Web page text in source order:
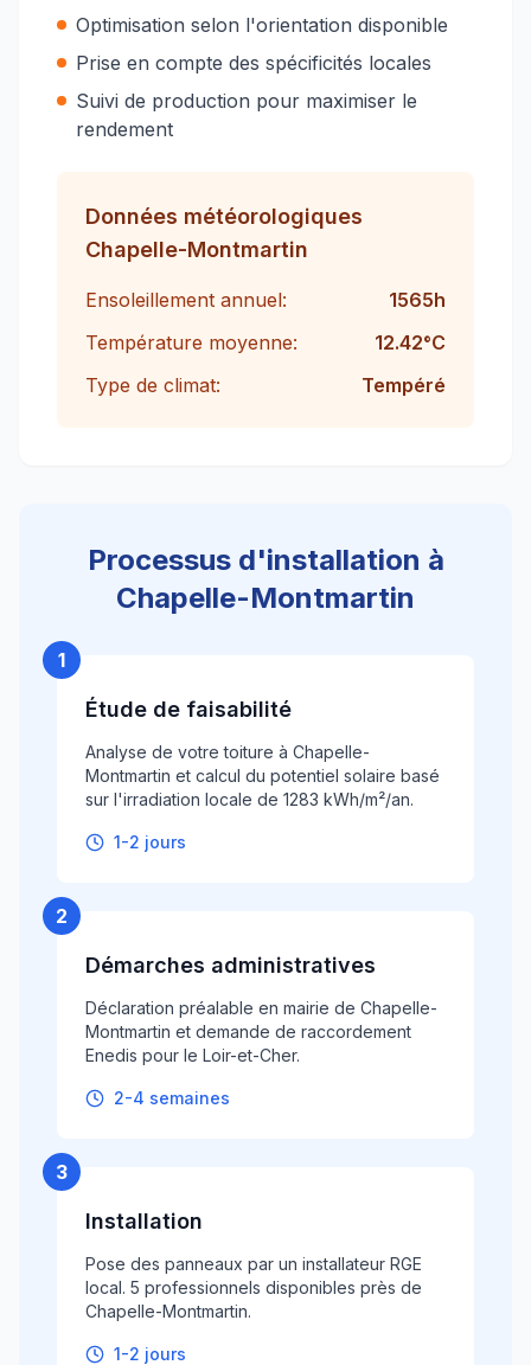
Optimisation selon l'orientation disponible
Prise en compte des spécificités locales
Suivi de production pour maximiser le
rendement
Données météorologiques
Chapelle-Montmartin
Ensoleillement annuel: 1565h
Température moyenne:
12.42°C
Type de climat:
Tempéré
Processus d'installation à
Chapelle-Montmartin
1
Étude de faisabilité
Analyse de votre toiture à Chapelle-
Montmartin et calcul du potentiel solaire basé
sur l'irradiation locale de 1283 kWh/m²/an.
1-2 jours
2
Démarches administratives
Déclaration préalable en mairie de Chapelle-
Montmartin et demande de raccordement
Enedis pour le Loir-et-Cher.
2-4 semaines
3
Installation
Pose des panneaux par un installateur RGE
local. 5 professionnels disponibles près de
Chapelle-Montmartin.
1-2 jours